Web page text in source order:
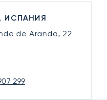
ИСПАНИЯ
de Aranda, 22
299